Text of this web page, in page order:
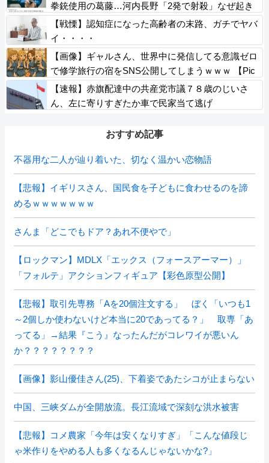
拳銃使用の葛藤…河内長野「2発で射殺」なぜ起き
た？
【戦慄】認知症になった高齢者の末路、ガチでヤバ
イ・・・・
【画像】ギャルさん、世界中に発信してる意識ゼロ
で修学旅行の宿をSNS公開してしまうｗｗｗ 【Pic
kup08082952】
【速報】赤旗配達中の共産党市議７８歳のじいさ
ん、左に寄りすぎたか車で民家当て逃げ
おすすめ記事
不器用な二人が辿り着いた、切なく温かい恋物語
【悲報】イギリスさん、国民食を子どもに食わせるのを諦
めるｗｗｗｗｗｗｗ
さんま「どこでもドア？あれ不便やで」
【ロックマン】MDLX「エックス（フォースアーマー）」
「フォルテ」アクションフィギュア【彩色原型公開】
【悲報】取引先専務「Aを20個注文する」 ぼく「いつも1
～2個しか使わないけど本当に20であってる？」 取専「あ
ってる」→結果『こう』なったんだがコレワイが悪いん
か？？？？？？？？
【画像】影山優佳さん(25)、下着姿であたシコが止まらない
中国、三峡ダムが全開放流。長江流域で深刻な洪水被害
【悲報】コメ農家「今年は安くなりすぎ」「こんな値段じ
ゃ米作りをやめる人も多くなるんじゃないかな?」